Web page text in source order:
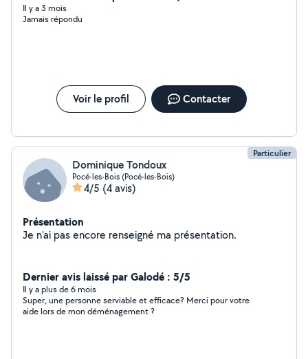
Il y a 3 mois
Jamais répondu
Voir le profil Contacter
Particulier
Dominique Tondoux
Pocé-les-Bois (Pocé-les-Bois)
4/5 (4 avis)
Présentation
Je n'ai pas encore renseigné ma présentation.
Dernier avis laissé par Galodé : 5/5
Il y a plus de 6 mois
Super, une personne serviable et efficace? Merci pour votre
aide lors de mon déménagement ?